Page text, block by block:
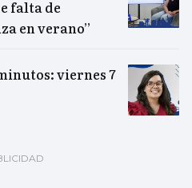
falta de
en verano”
viernes 7